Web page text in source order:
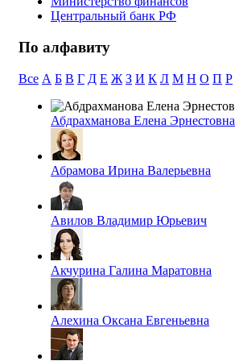
Центральный банк РФ
По алфавиту
Все А Б В Г Д Е Ж З И К Л М Н О П Р
Абдрахманова Елена Эрнестовна
Абрамова Ирина Валерьевна
Авилов Владимир Юрьевич
Акчурина Галина Маратовна
Алехина Оксана Евгеньевна